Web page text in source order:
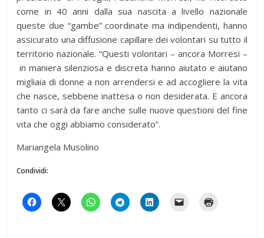
come in 40 anni dalla sua nascita a livello nazionale
queste due “gambe” coordinate ma indipendenti, hanno
assicurato una diffusione capillare dei volontari su tutto il
territorio nazionale. “Questi volontari – ancora Morresi –
in maniera silenziosa e discreta hanno aiutato e aiutano
migliaia di donne a non arrendersi e ad accogliere la vita
che nasce, sebbene inattesa o non desiderata. E ancora
tanto ci sarà da fare anche sulle nuove questioni del fine
vita che oggi abbiamo considerato”.
Mariangela Musolino
Condividi: